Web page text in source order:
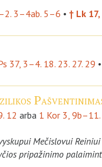
3–4ab. 5–6 • † Lk
37, 3–4. 18. 23. 27. 29 •
12 arba 1 Kor 3,
Mečislovui
pripažinimo